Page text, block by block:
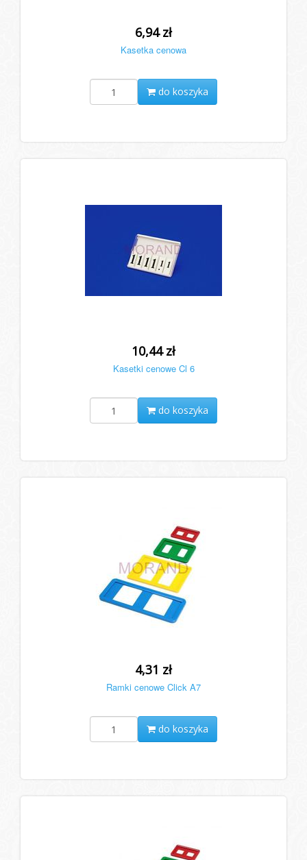
6,94 zł
Kasetka cenowa
do koszyka
10,44 zł
Kasetki cenowe Cl 6
do koszyka
4,31 zł
Ramki cenowe Click A7
do koszyka